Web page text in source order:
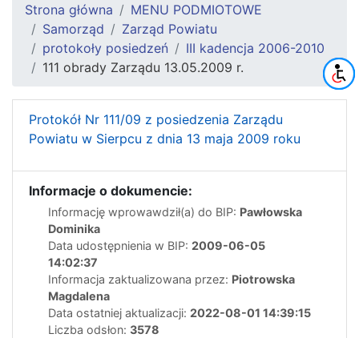
Strona główna
MENU PODMIOTOWE
Samorząd
Zarząd Powiatu
protokoły posiedzeń
III kadencja 2006-2010
111 obrady Zarządu 13.05.2009 r.
Protokół Nr 111/09 z posiedzenia Zarządu
Powiatu w Sierpcu z dnia 13 maja 2009 roku
Informacje o dokumencie:
Informację wprowawdził(a) do BIP: Pawłowska
Dominika
Data udostępnienia w BIP: 2009-06-05
14:02:37
Informacja zaktualizowana przez: Piotrowska
Magdalena
Data ostatniej aktualizacji: 2022-08-01 14:39:15
Liczba odsłon: 3578